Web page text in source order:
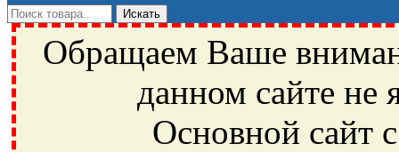
Обращаем Ваше
данном сайте не
Основной сайт